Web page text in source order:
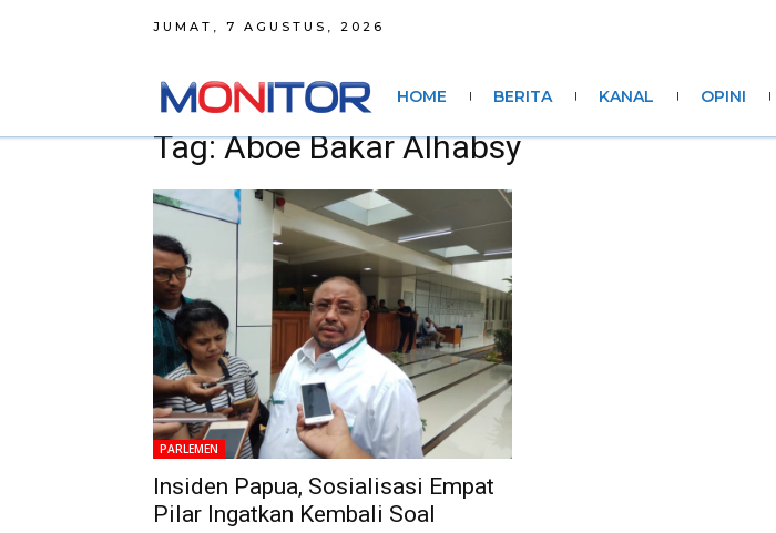
JUMAT, 7 AGUSTUS, 2026
HOME BERITA KANAL OPINI
Tag: Aboe Bakar Alhabsy
PARLEMEN
Insiden Papua, Sosialisasi Empat
Pilar Ingatkan Kembali Soal